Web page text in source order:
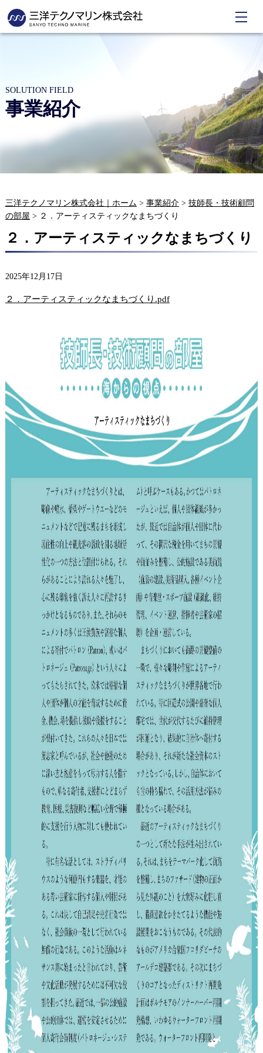
SOLUTION FIELD
事業紹介
三洋テクノマリン株式会社｜ホーム > 事業紹介 > 技師長・技術顧問
の部屋 > ２．アーティスティックなまちづくり
２．アーティスティックなまちづくり
2025年12月17日
２．アーティスティックなまちづくり.pdf